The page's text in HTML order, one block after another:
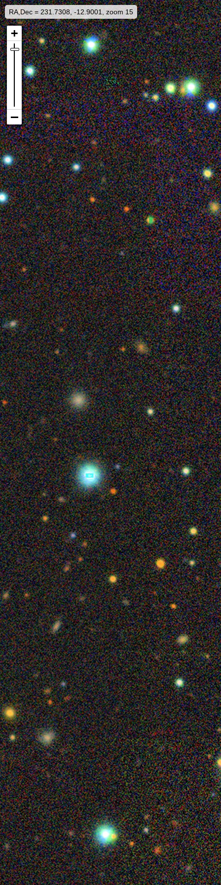
RA,Dec = 231.7308, -12.9001, zoom 15